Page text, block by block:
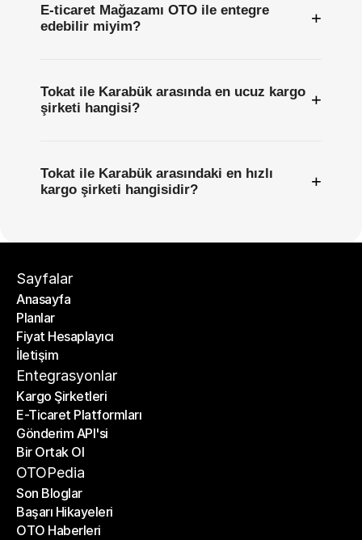
E-ticaret Mağazamı OTO ile entegre
edebilir miyim?
+
Tokat ile Karabük arasında en ucuz kargo
şirketi hangisi?
+
Tokat ile Karabük arasındaki en hızlı
kargo şirketi hangisidir?
+
Sayfalar
Anasayfa
Anasayfa
Planlar
Planlar
Fiyat Hesaplayıcı
Fiyat Hesaplayıcı
İletişim
İletişim
Entegrasyonlar
Kargo Şirketleri
Kargo Şirketleri
E-Ticaret Platformları
E-Ticaret Platformları
Gönderim API'si
Gönderim API'si
Bir Ortak Ol
Bir Ortak Ol
OTOPedia
Son Bloglar
Son Bloglar
Başarı Hikayeleri
Başarı Hikayeleri
OTO Haberleri